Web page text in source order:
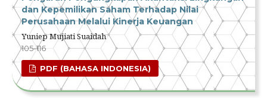
dan Kepemilikan Saham Terhadap Nilai
Perusahaan Melalui Kinerja Keuangan
Yuniep Mujiati Suaidah
105-116
PDF (BAHASA INDONESIA)